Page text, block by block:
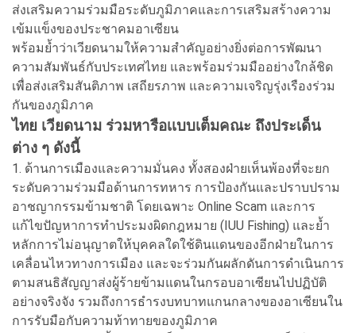
ส่งเสริมความร่วมมือระดับภูมิภาคและการเสริมสร้างความ
เข้มแข็งของประชาคมอาเซียน
พร้อมย้ำว่าเวียดนามให้ความสำคัญอย่างยิ่งต่อการพัฒนา
ความสัมพันธ์กับประเทศไทย และพร้อมร่วมมืออย่างใกล้ชิด
เพื่อส่งเสริมสันติภาพ เสถียรภาพ และความเจริญรุ่งเรืองร่วม
กันของภูมิภาค
ไทย เวียดนาม ร่วมหารือเเบบเต็มคณะ ถึงประเด็น
ต่าง ๆ ดังนี้
1. ด้านการเมืองและความมั่นคง ทั้งสองฝ่ายเห็นพ้องที่จะยก
ระดับความร่วมมือด้านการทหาร การป้องกันและปราบปราม
อาชญากรรมข้ามชาติ โดยเฉพาะ Online Scam และการ
แก้ไขปัญหาการทำประมงผิดกฎหมาย (IUU Fishing) และย้ำ
หลักการไม่อนุญาตให้บุคคลใดใช้ดินแดนของอีกฝ่ายในการ
เคลื่อนไหวทางการเมือง และจะร่วมกันผลักดันการดำเนินการ
ตามสนธิสัญญาส่งผู้ร้ายข้ามแดนในกรอบอาเซียนไปปฏิบัติ
อย่างจริงจัง รวมถึงการธำรงบทบาทแกนกลางของอาเซียนใน
การรับมือกับความท้าทายของภูมิภาค